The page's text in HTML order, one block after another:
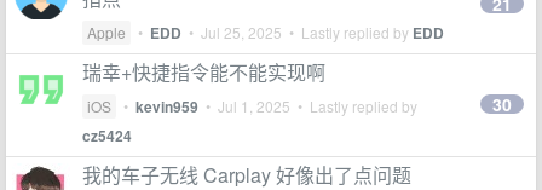
Apple • EDD • Jul 25, 2025 • Lastly replied by EDD
瑞幸+快捷指令能不能实现啊
iOS • kevin959 • Jul 1, 2025 • Lastly replied by
cz5424
30
我的车子无线 Carplay 好像出了点问题